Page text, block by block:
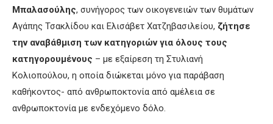
Μπαλασούλης, συνήγορος των οικογενειών των θυμάτων
Αγάπης Τσακλίδου και Ελισάβετ Χατζηβασιλείου, ζήτησε
την αναβάθμιση των κατηγοριών για όλους τους
κατηγορουμένους – με εξαίρεση τη Στυλιανή
Κολιοπούλου, η οποία διώκεται μόνο για παράβαση
καθήκοντος- από ανθρωποκτονία από αμέλεια σε
ανθρωποκτονία με ενδεχόμενο δόλο.